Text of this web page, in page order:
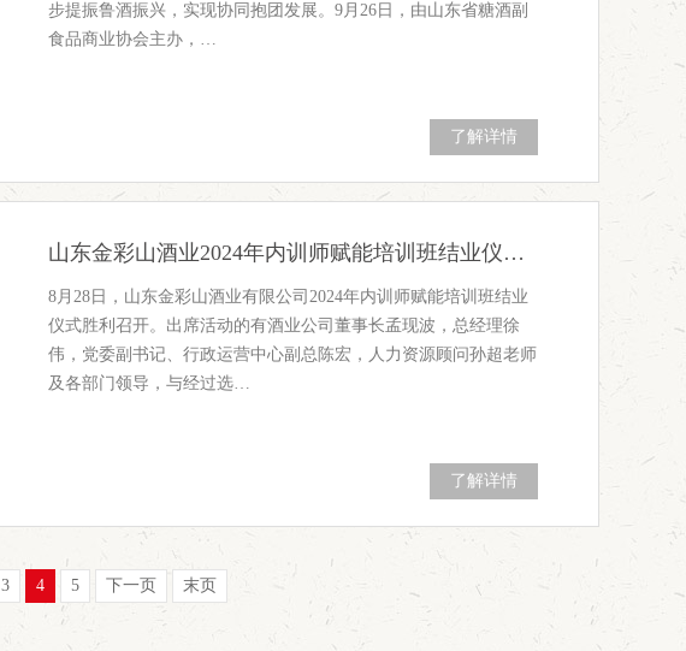
步提振鲁酒振兴，实现协同抱团发展。9月26日，由山东省糖酒副
食品商业协会主办，…
了解详情
山东金彩山酒业2024年内训师赋能培训班结业仪式圆满成功
8月28日，山东金彩山酒业有限公司2024年内训师赋能培训班结业
仪式胜利召开。出席活动的有酒业公司董事长孟现波，总经理徐
伟，党委副书记、行政运营中心副总陈宏，人力资源顾问孙超老师
及各部门领导，与经过选…
了解详情
3 4 5 下一页 末页